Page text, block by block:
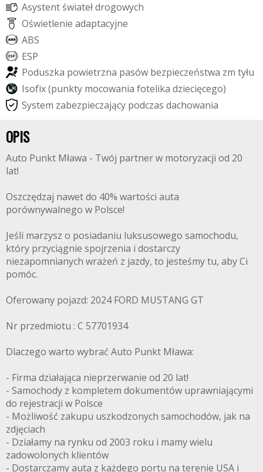
Asystent światełdrogowych
Oświetlenie adaptacyjne
ABS
ESP
Poduszka powietrzna pasów bezpieczeństwa zm tyłu
Isofix(punkty mocowania fotelika dziecięcego)
System zabezpieczający podczas dachowania
OPIS
Auto Punkt Mława - Twój partner w motoryzacji od 20
lat!
Oszczędzaj nawet do 40% wartości auta
porównywalnego w Polsce!
Jeśli marzysz o posiadaniu luksusowego samochodu,
który przyciągnie spojrzenia i dostarczy
niezapomnianych wrażeń z jazdy, to jesteśmy tu, aby Ci
pomóc.
Oferowany pojazd: 2024 FORD MUSTANG GT
Nr przedmiotu : C 57701934
Dlaczego warto wybrać Auto Punkt Mława:
- Firma działająca nieprzerwanie od 20 lat!
- Samochody z kompletem dokumentów uprawniającymi
do rejestracji w Polsce
- Możliwość zakupu uszkodzonych samochodów, jak na
zdjęciach
- Działamy na rynku od 2003 roku i mamy wielu
zadowolonych klientów
- Dostarczamy auta z każdego portu na terenie USA i